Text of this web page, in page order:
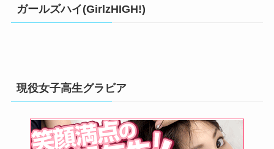
ー
ガールズハイ(GirlzHIGH!)
現役女子高生グラビア